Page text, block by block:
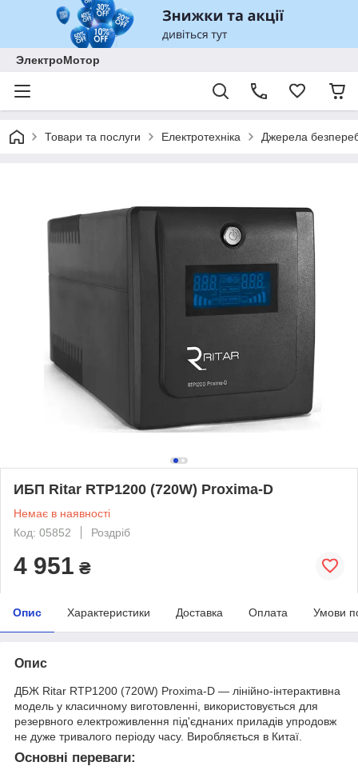
ЭлектроМотор
Товари та послуги Електротехніка Джерела
ИБП Ritar RTP1200 (720W) Proxima-D
Немає в наявності
Код: 05852
Роздріб
4 951 ₴
Опис Характеристики Доставка Оплата Умови
Опис
ДБЖ Ritar RTP1200 (720W) Proxima-D — лінійно-інтерактивна
модель у класичному виготовленні, використовується для
резервного електроживлення під'єднаних приладів упродовж
не дуже тривалого періоду часу. Виробляється в Китаї.
Основні переваги: